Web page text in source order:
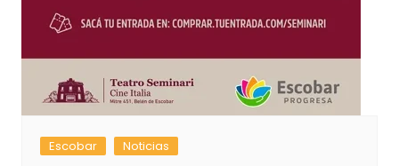
Escobar Noticias